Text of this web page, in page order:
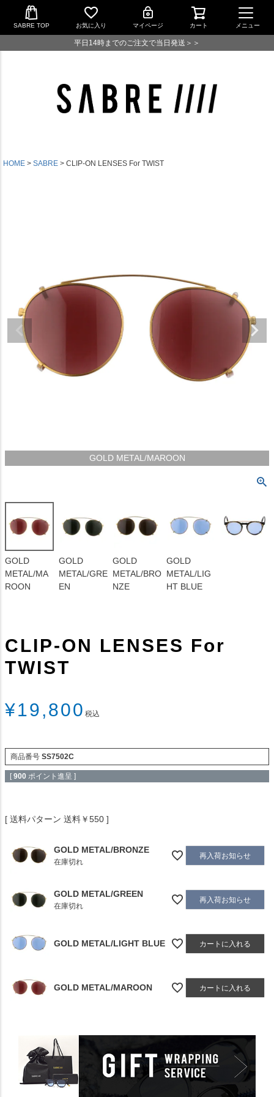
SABRE TOP お気に入り マイページ カート メニュー
平日14時までのご注文で当日発送＞＞
HOME SABRE CLIP-ON LENSES For TWIST
GOLD METAL/MAROON
GOLD
METAL/MA
ROON
GOLD
METAL/GRE
EN
GOLD
METAL/BRO
NZE
GOLD
METAL/LIG
HT BLUE
CLIP-ON LENSES For
TWIST
¥19,800 税込
商品番号 SS7502C
[ 900 ポイント進呈 ]
送料パターン 送料￥550
GOLD METAL/BRONZE
在庫切れ
再入荷お知らせ
GOLD METAL/GREEN
在庫切れ
再入荷お知らせ
GOLD METAL/LIGHT BLUE カートに入れる
GOLD METAL/MAROON カートに入れる